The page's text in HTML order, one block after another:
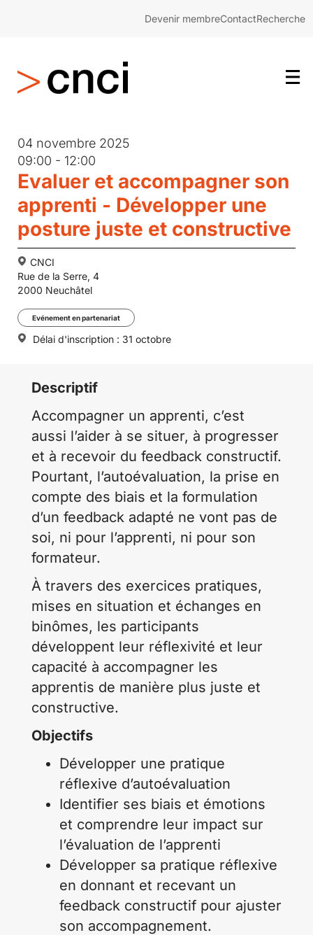
Devenir membreContactRecherche
04 novembre 2025
09:00 - 12:00
Evaluer et accompagner son
apprenti - Développer une
posture juste et constructive
CNCI
Rue de la Serre, 4
2000 Neuchâtel
Evénement en partenariat
Délai d'inscription : 31 octobre
Descriptif
Accompagner un apprenti, c’est
aussi l’aider à se situer, à progresser
et à recevoir du feedback constructif.
Pourtant, l’autoévaluation, la prise en
compte des biais et la formulation
d’un feedback adapté ne vont pas de
soi, ni pour l’apprenti, ni pour son
formateur.
À travers des exercices pratiques,
mises en situation et échanges en
binômes, les participants
développent leur réflexivité et leur
capacité à accompagner les
apprentis de manière plus juste et
constructive.
Objectifs
Développer une pratique
réflexive d’autoévaluation
Identifier ses biais et émotions
et comprendre leur impact sur
l’évaluation de l’apprenti
Développer sa pratique réflexive
en donnant et recevant un
feedback constructif pour ajuster
son accompagnement.